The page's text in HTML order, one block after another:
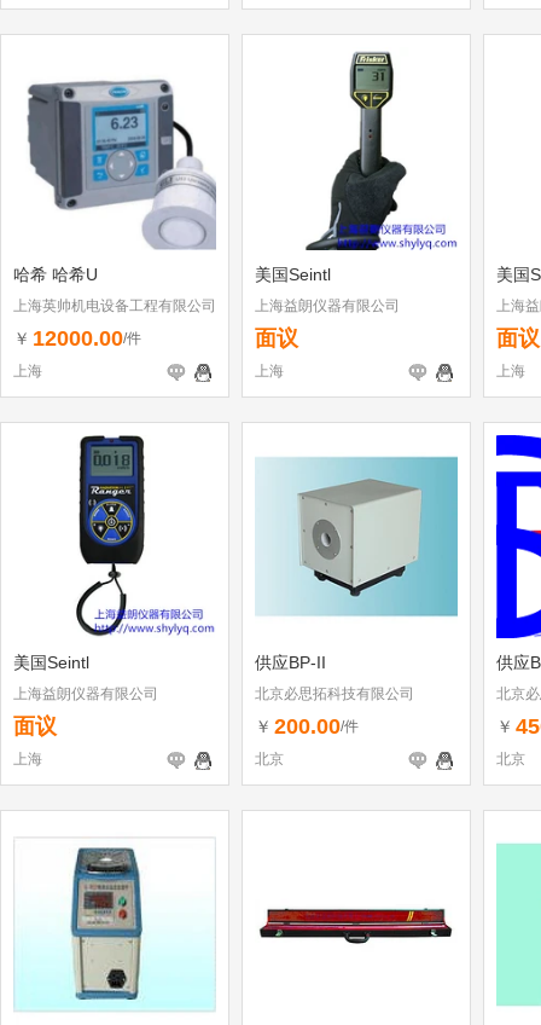
哈希 哈希U
上海英帅机电设备工程有限公司
￥ 12000.00/件
上海
美国Seintl
上海益朗仪器有限公司
面议
上海
美国
上海
面议
上海
美国Seintl
上海益朗仪器有限公司
面议
上海
供应BP-II
北京必思拓科技有限公司
￥ 200.00/件
北京
供应
北京
￥
北京